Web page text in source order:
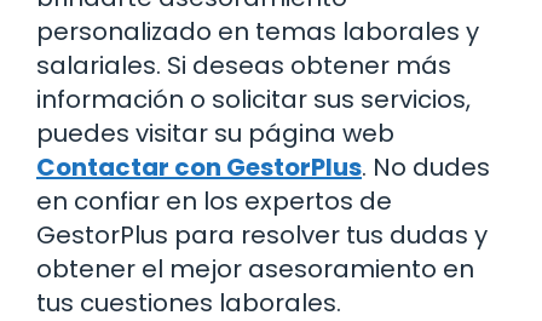
personalizado en temas laborales y
salariales. Si deseas obtener más
información o solicitar sus servicios,
puedes visitar su página web
Contactar con GestorPlus. No dudes
en confiar en los expertos de
GestorPlus para resolver tus dudas y
obtener el mejor asesoramiento en
tus cuestiones laborales.